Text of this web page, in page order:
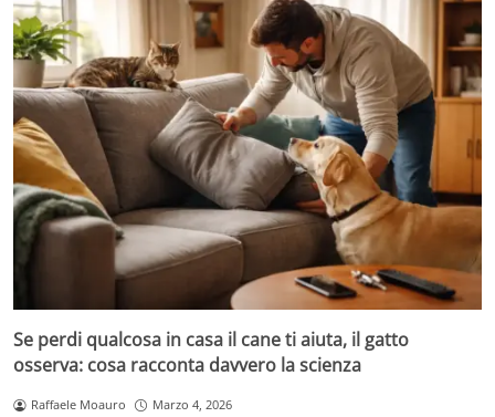
Se perdi qualcosa in casa il cane ti aiuta, il gatto
osserva: cosa racconta davvero la scienza
Raffaele Moauro Marzo 4, 2026